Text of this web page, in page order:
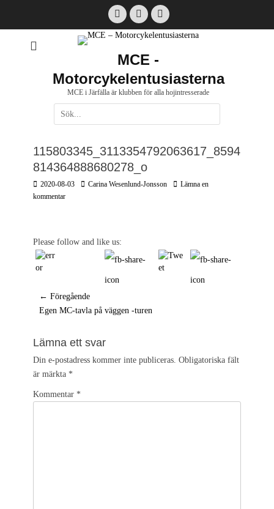
FacebookEmail Instagram
MCE -
Motorcykelentusiasterna
MCE i Järfälla är klubben för alla hojintresserade
Sök
efter:
115803345_3113354792063617_8594
814364888680278_o
Postades
den
2020-08-03 Författare
Carina Wesenlund-Jonsson
Lämna en
kommentar
Please follow and like us:
Inläggsnavigering
← Föregående
Föregående
Egen MC-tavla på väggen -turen
Lämna ett svar
Din e-postadress kommer inte publiceras. Obligatoriska fält
är märkta *
Kommentar *